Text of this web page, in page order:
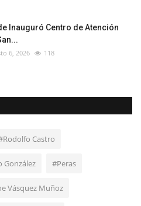
Inauguró Centro de Atención
6, 2026 118
Castro
González #Peras
Vásquez Muñoz